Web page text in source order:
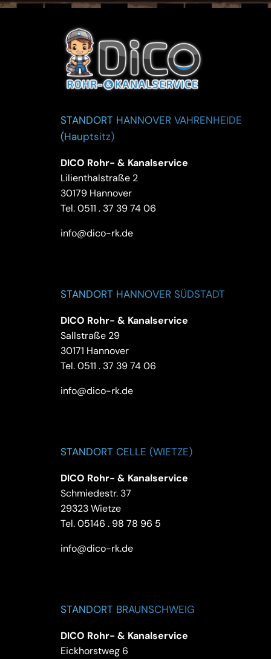
STANDORT HANNOVER VAHRENHEIDE
(Hauptsitz)
DICO Rohr- & Kanalservice
Lilienthalstraße 2
30179 Hannover
Tel.0511 . 37 39 74 06
info@dico-rk.de
STANDORT HANNOVER SÜDSTADT
DICO Rohr- & Kanalservice
Sallstraße 29
30171 Hannover
Tel.0511 . 37 39 74 06
info@dico-rk.de
STANDORT CELLE (WIETZE)
DICO Rohr- & Kanalservice
Schmiedestr. 37
29323 Wietze
Tel.05146 . 98 78 96 5
info@dico-rk.de
STANDORT BRAUNSCHWEIG
DICO Rohr- & Kanalservice
Eickhorstweg 6